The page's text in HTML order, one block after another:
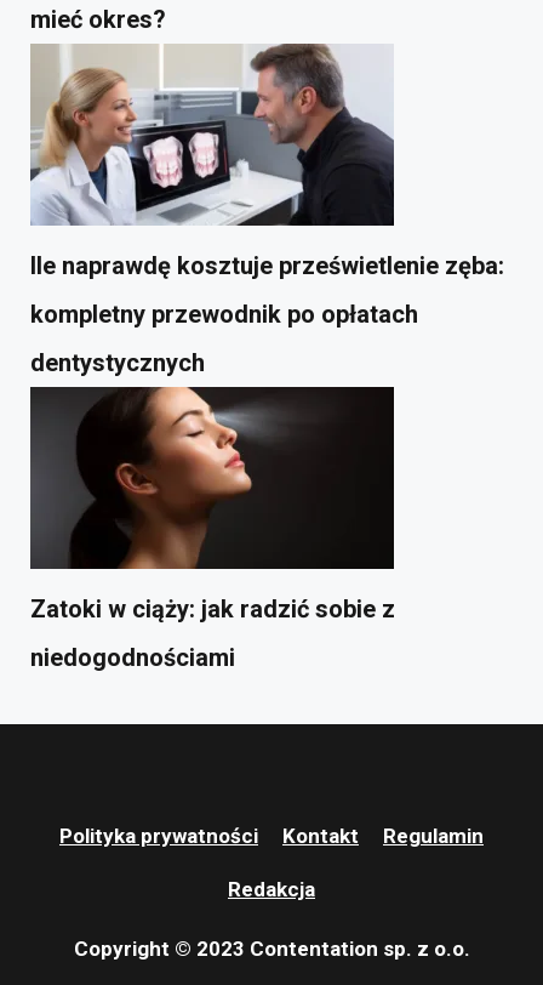
mieć okres?
Ile naprawdę kosztuje prześwietlenie zęba:
kompletny przewodnik po opłatach
dentystycznych
Zatoki w ciąży: jak radzić sobie z
niedogodnościami
Polityka prywatności Kontakt Regulamin
Redakcja
Copyright © 2023 Contentation sp. z o.o.